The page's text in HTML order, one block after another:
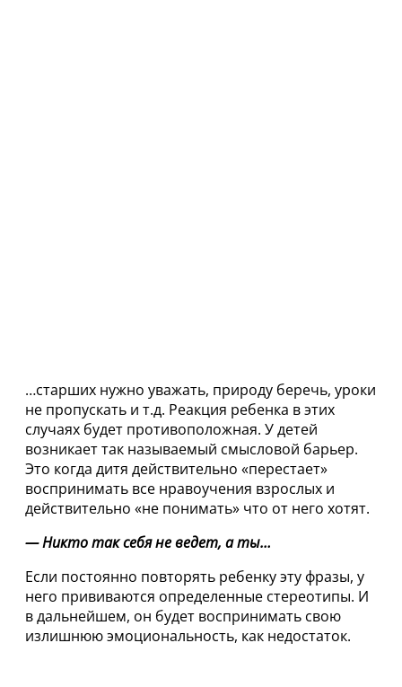
…старших нужно уважать, природу беречь, уроки
не пропускать и т.д. Реакция ребенка в этих
случаях будет противоположная. У детей
возникает так называемый смысловой барьер.
Это когда дитя действительно «перестает»
воспринимать все нравоучения взрослых и
действительно «не понимать» что от него хотят.
— Никто так себя не ведет, а ты…
Если постоянно повторять ребенку эту фразы, у
него прививаются определенные стереотипы. И
в дальнейшем, он будет воспринимать свою
излишнюю эмоциональность, как недостаток.